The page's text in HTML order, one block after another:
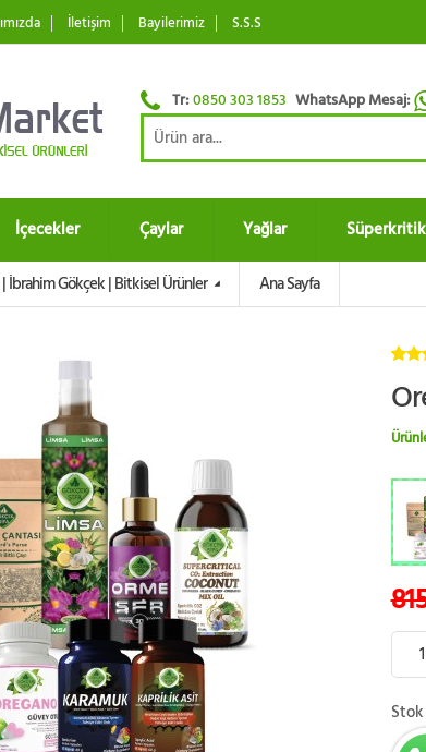
İletişim Bayilerimiz S.S.S
Tr:0850 303 1853 WhatsApp Mesaj:
İçecekler Çaylar Yağlar
İbrahim Gökçek | Bitkisel Ürünler Ana Sayfa